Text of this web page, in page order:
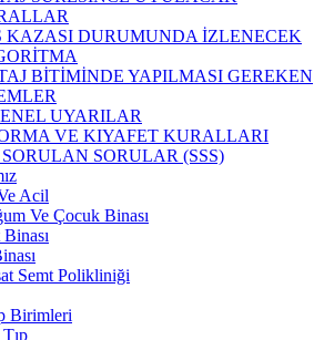
KAZASI DURUMUNDA İZLENECEK
BİTİMİNDE YAPILMASI GEREKEN
UYARILAR
VE KIYAFET KURALLARI
SORULAR (SSS)
Acil
Ve Çocuk Binası
Semt Polikliniği
Birimleri